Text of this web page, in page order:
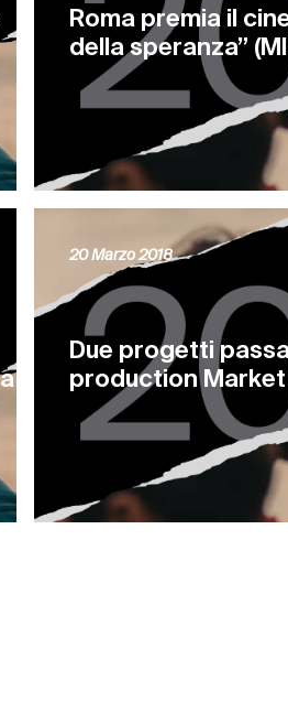
Roma premia il
della speranza”
Due progetti
production
20 Marzo 2018